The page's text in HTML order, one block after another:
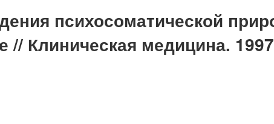
психосоматической
// Клиническая медицина.